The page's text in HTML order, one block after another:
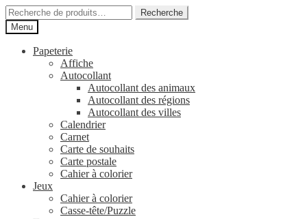
Aller
à
la
navigation
Aller
au
contenu
Recherche
pour :
Recherche
Menu
Papeterie
Affiche
Autocollant
Autocollant des animaux
Autocollant des régions
Autocollant des villes
Calendrier
Carnet
Carte de souhaits
Carte postale
Cahier à colorier
Jeux
Cahier à colorier
Casse-tête/Puzzle